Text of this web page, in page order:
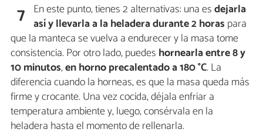
7 En este punto, tienes 2 alternativas: una esdejarla
así y llevarla a la heladera durante 2 horas para
que la manteca se vuelva a endurecer y la masa tome
consistencia. Por otro lado, puedes hornearla entre 8 y
10 minutos,en horno precalentado a 180 °C. La
diferencia cuando la horneas, es que la masa queda más
firme y crocante. Una vez cocida, déjala enfriar a
temperatura ambiente y, luego, consérvala en la
heladera hasta el momento de rellenarla.